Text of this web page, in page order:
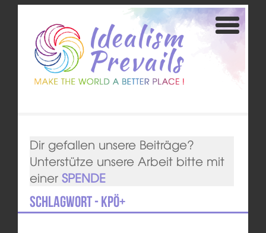
Dir gefallen unsere Beiträge?
Unterstütze unsere Arbeit bitte mit
einer SPENDE
Schlagwort - KPÖ+